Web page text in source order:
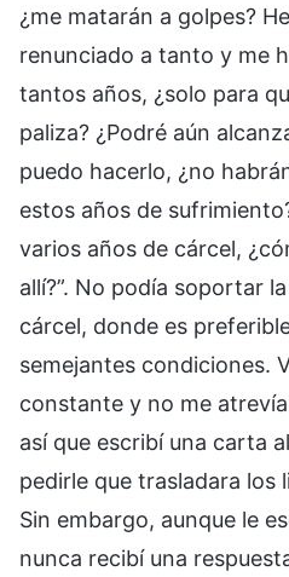
¿me matarán a golpes?
renunciado a tanto y me
tantos años, ¿solo para
paliza? ¿Podré aún
puedo hacerlo, ¿no
estos años de
varios años de cárcel,
allí?”. No podía soportar
cárcel, donde es
semejantes condiciones.
constante y no me
así que escribí una carta
pedirle que trasladara los
Sin embargo, aunque le
nunca recibí una